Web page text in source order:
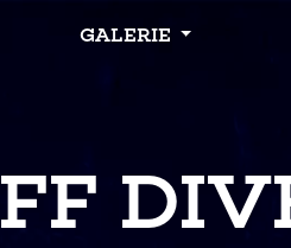
GALERIE